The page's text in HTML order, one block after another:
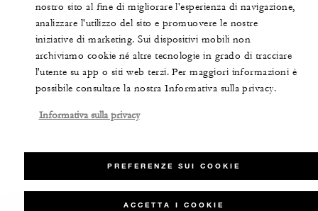
nostro sito al fine di migliorare l'esperienza di navigazione,
analizzare l'utilizzo del sito e promuovere le nostre
iniziative di marketing. Sui dispositivi mobili non
archiviamo cookie né altre tecnologie in grado di tracciare
l'utente su app o siti web terzi. Per maggiori informazioni è
possibile consultare la nostra Informativa sulla privacy.
Informativa sulla privacy
PREFERENZE SUI COOKIE
ACCETTA I COOKIE